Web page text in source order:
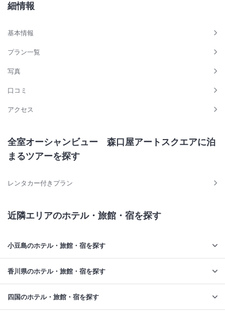
細情報
基本情報
プラン一覧
写真
口コミ
アクセス
全室オーシャンビュー 森口屋アートスクエアに泊
まるツアーを探す
レンタカー付きプラン
近隣エリアのホテル・旅館・宿を探す
小豆島のホテル・旅館・宿を探す
香川県のホテル・旅館・宿を探す
四国のホテル・旅館・宿を探す